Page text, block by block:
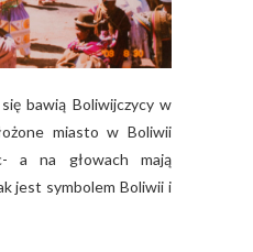
bawią Boliwijczycy w
miasto w Boliwii
a na głowach mają
jest symbolem Boliwii i